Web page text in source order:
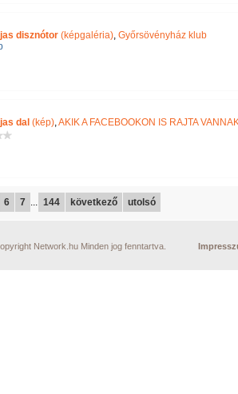
disznótor (képgaléria), Győrsövényház klub
dal (kép),AKIK A FACEBOOKON IS RAJTA
6 7 ... 144 következő utolsó
Network.hu Minden jog fenntartva.